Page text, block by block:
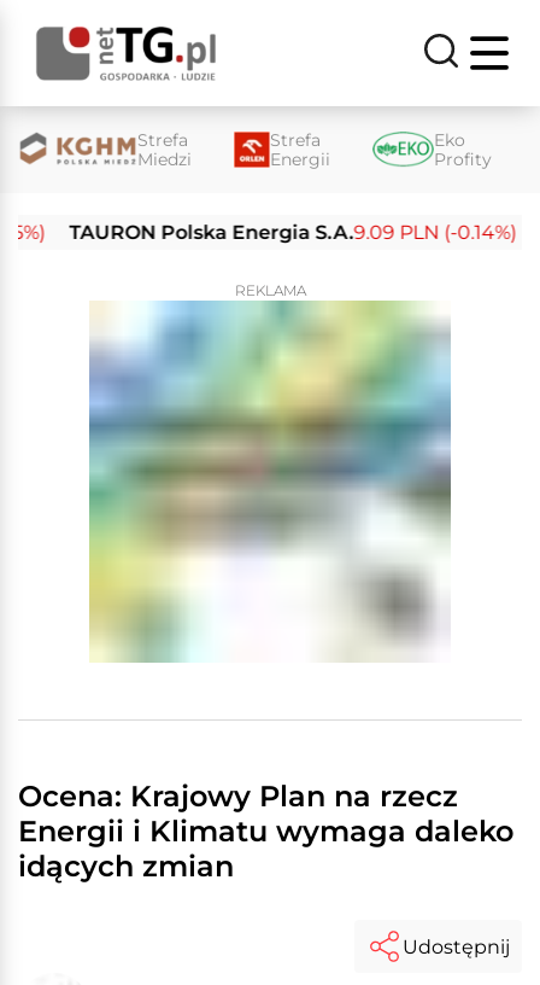
Strefa
Miedzi
Strefa
Energii
Eko
Profity
TAURON Polska Energia S.A.9.09 PLN (-0.14%)
REKLAMA
Ocena: Krajowy Plan na rzecz
Energii i Klimatu wymaga daleko
idących zmian
Udostępnij